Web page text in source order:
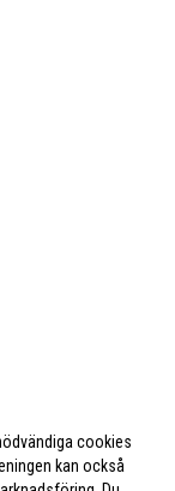
cookies
kan också